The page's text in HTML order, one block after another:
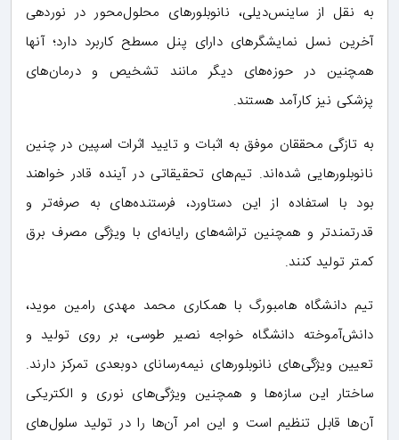
به نقل از ساینس‌دیلی، نانوبلورهای محلول‌محور در نوردهی
آخرین نسل نمایشگرهای دارای پنل مسطح کاربرد دارد؛ آنها
همچنین در حوزه‌های دیگر مانند تشخیص و درمان‌های
پزشکی نیز کارآمد هستند.
به تازگی محققان موفق به اثبات و تایید اثرات اسپین در چنین
نانوبلورهایی شده‌اند. تیم‌های تحقیقاتی در آینده قادر خواهند
بود با استفاده از این دستاورد، فرستنده‌های به صرفه‌تر و
قدرتمندتر و همچنین تراشه‌های رایانه‌ای با ویژگی مصرف برق
کمتر تولید کنند.
تیم دانشگاه هامبورگ با همکاری محمد مهدی رامین موید،
دانش‌آموخته دانشگاه خواجه نصیر طوسی، بر روی تولید و
تعیین ویژگی‌های نانوبلورهای نیمه‌رسانای دوبعدی تمرکز دارند.
ساختار این سازه‌ها و همچنین ویژگی‌های نوری و الکتریکی
آن‌ها قابل تنظیم است و این امر آن‌ها را در تولید سلول‌های